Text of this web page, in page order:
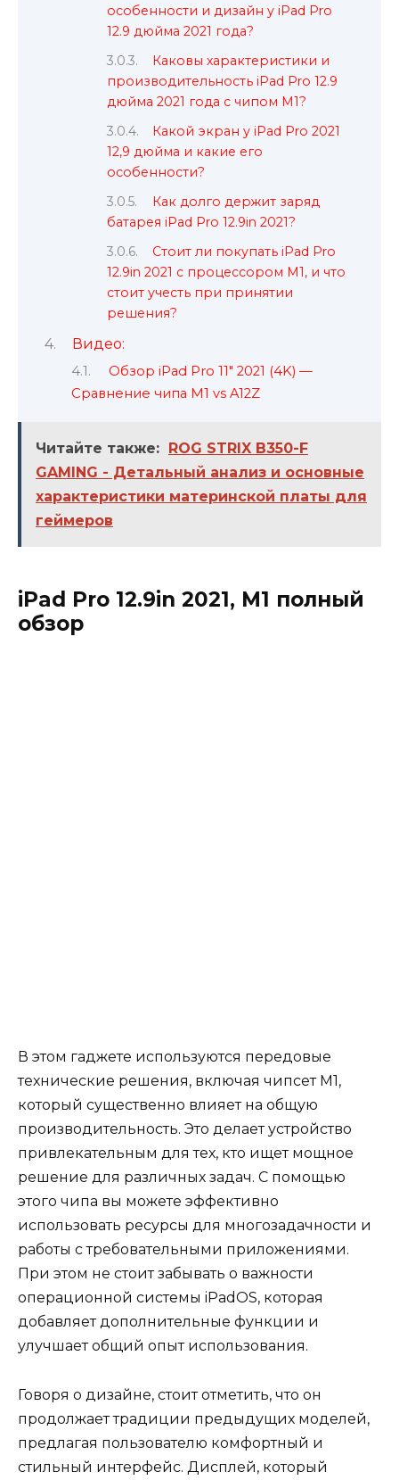
особенности и дизайн у iPad Pro
12.9 дюйма 2021 года?
Каковы характеристики и
производительность iPad Pro 12.9
дюйма 2021 года с чипом M1?
Какой экран у iPad Pro 2021
12,9 дюйма и какие его
особенности?
Как долго держит заряд
батарея iPad Pro 12.9in 2021?
Стоит ли покупать iPad Pro
12.9in 2021 с процессором M1, и что
стоит учесть при принятии
решения?
Видео:
Обзор iPad Pro 11" 2021 (4K) —
Сравнение чипа M1 vs A12Z
Читайте также:
ROG STRIX B350-F
GAMING - Детальный анализ и основные
характеристики материнской платы для
геймеров
iPad Pro 12.9in 2021, M1 полный
обзор
В этом гаджете используются передовые
технические решения, включая чипсет M1,
который существенно влияет на общую
производительность. Это делает устройство
привлекательным для тех, кто ищет мощное
решение для различных задач. С помощью
этого чипа вы можете эффективно
использовать ресурсы для многозадачности и
работы с требовательными приложениями.
При этом не стоит забывать о важности
операционной системы iPadOS, которая
добавляет дополнительные функции и
улучшает общий опыт использования.
Говоря о дизайне, стоит отметить, что он
продолжает традиции предыдущих моделей,
предлагая пользователю комфортный и
стильный интерфейс. Дисплей, который